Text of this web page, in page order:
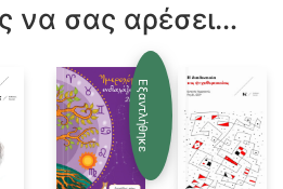
να σας αρέσει…
Εξαντλήθηκε